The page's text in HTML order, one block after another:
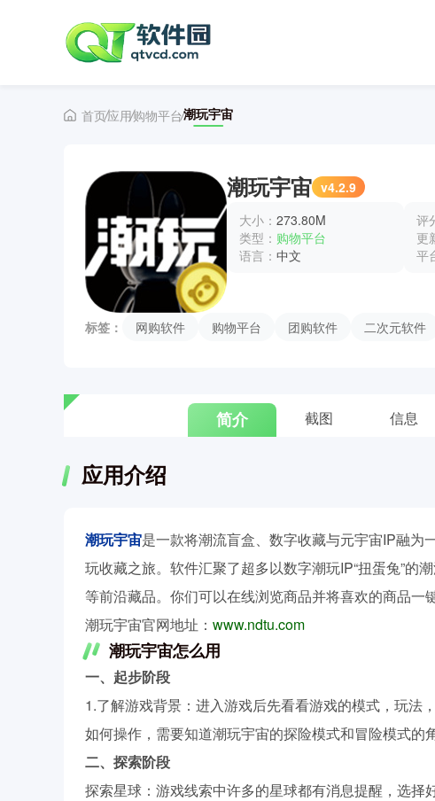
首页应用购物平台潮玩宇宙
潮玩宇宙 v4.2.9
大小： 273.80M
类型： 购物平台
语言： 中文
评
更
平
标签： 网购软件 购物平台 团购软件 二次元软件
简介 截图 信息
应用介绍
潮玩宇宙是一款将潮流盲盒、数字收藏与元宇宙IP融为
玩收藏之旅。软件汇聚了超多以数字潮玩IP“扭蛋兔”的
等前沿藏品。你们可以在线浏览商品并将喜欢的商品一
潮玩宇宙官网地址： www.ndtu.com
潮玩宇宙怎么用
一、起步阶段
1.了解游戏背景：进入游戏后先看看游戏的模式，玩法
如何操作，需要知道潮玩宇宙的探险模式和冒险模式的
二、探索阶段
探索星球：游戏线索中许多的星球都有消息提醒，选